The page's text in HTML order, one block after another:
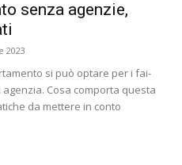
senza agenzie,
2023
si può optare per i fai-
Cosa comporta questa
da mettere in conto